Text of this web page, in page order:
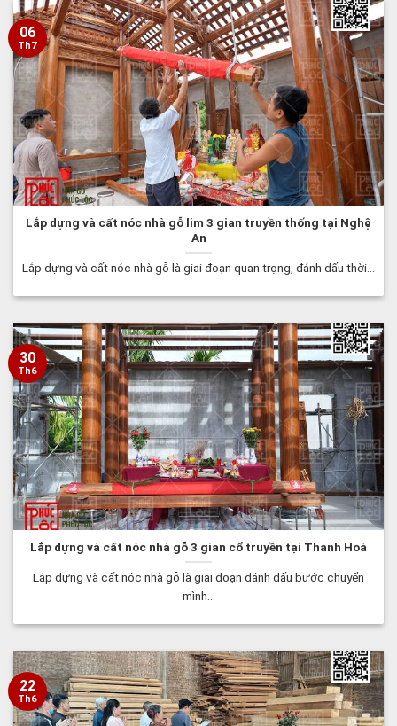
Lắp dựng và cất nóc nhà gỗ lim 3 gian truyền thống tại Nghệ
An
Lắp dựng và cất nóc nhà gỗ là giai đoạn quan trọng, đánh dấu thời...
06
Th7
Lắp dựng và cất nóc nhà gỗ 3 gian cổ truyền tại Thanh Hoá
Lắp dựng và cất nóc nhà gỗ là giai đoạn đánh dấu bước chuyển
mình...
30
Th6
22
Th6